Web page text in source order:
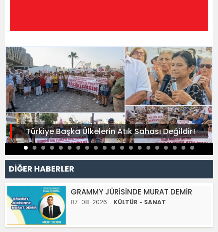
Türkiye Başka Ülkelerin Atık Sahası Değildir!
DİĞER HABERLER
GRAMMY JÜRİSİNDE MURAT DEMİR
07-08-2026 - KÜLTÜR - SANAT